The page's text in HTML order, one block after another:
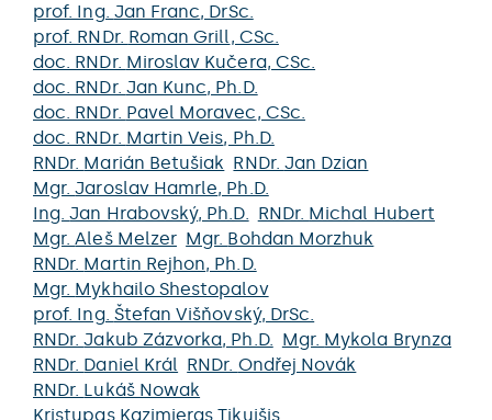
prof. Ing. Jan Franc, DrSc.
prof. RNDr. Roman Grill, CSc.
doc. RNDr. Miroslav Kučera, CSc.
doc. RNDr. Jan Kunc, Ph.D.
doc. RNDr. Pavel Moravec, CSc.
doc. RNDr. Martin Veis, Ph.D.
RNDr. Marián Betušiak RNDr. Jan Dzian
Mgr.Jaroslav Hamrle, Ph.D.
Ing.Jan Hrabovský, Ph.D. RNDr. Michal Hubert
Mgr.Aleš Melzer Mgr. Bohdan Morzhuk
RNDr. Martin Rejhon, Ph.D.
Mgr. Mykhailo Shestopalov
prof. Ing. Štefan Višňovský, DrSc.
RNDr.Jakub Zázvorka, Ph.D. Mgr. Mykola Brynza
RNDr. Daniel Král RNDr. Ondřej Novák
RNDr. Lukáš Nowak
Kristupas Kazimieras Tikuišis